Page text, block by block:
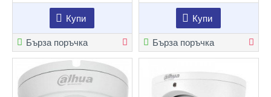
Купи
Бърза поръчка
Купи
Бърза поръчка